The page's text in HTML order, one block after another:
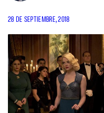
28 DE SEPTIEMBRE, 2018